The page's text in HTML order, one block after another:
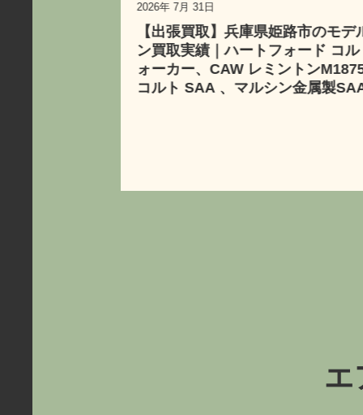
【出張買取】兵庫県姫路市のモデルガ
ン買取実績｜ハートフォード コルトウ
ォーカー、CAW レミントンM1875、
コルト SAA 、マルシン金属製SAA
【店頭
ン買
騎兵銃
e)
エ